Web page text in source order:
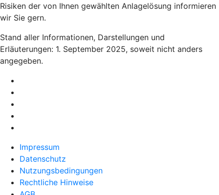
Risiken der von Ihnen gewählten Anlagelösung informieren
wir Sie gern.
Stand aller Informationen, Darstellungen und
Erläuterungen: 1. September 2025, soweit nicht anders
angegeben.
Impressum
Datenschutz
Nutzungsbedingungen
Rechtliche Hinweise